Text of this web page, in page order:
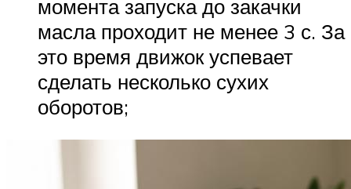
момента запуска до закачки
масла проходит не менее 3 с. За
это время движок успевает
сделать несколько сухих
оборотов;